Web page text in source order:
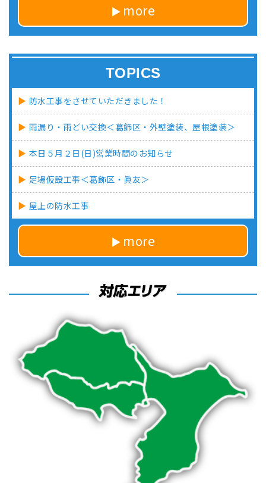
more
TOPICS
防水工事をさせていただきました！
雨漏り・雨どい交換＜葛飾区・外壁塗装、屋根塗装＞
本日５月２日(日)営業時間のお知らせ
足場仮設工事＜葛飾区・眞友＞
屋上の防水工事
more